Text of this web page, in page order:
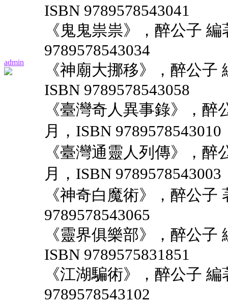
admin
ISBN 9789578543041
《鬼鬼祟祟》，醉公子
9789578543034
《神廟大挪移》，醉公
ISBN 9789578543058
《臺灣奇人異事錄》，
月，ISBN 9789578543010
《臺灣通靈人列傳》，
月，ISBN 9789578543003
《神奇白魔術》，醉公
9789578543065
《靈界俱樂部》，醉公
ISBN 9789575831851
《江湖騙術》，醉公子
9789578543102